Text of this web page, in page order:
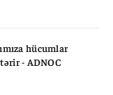
hücumlar
- ADNOC